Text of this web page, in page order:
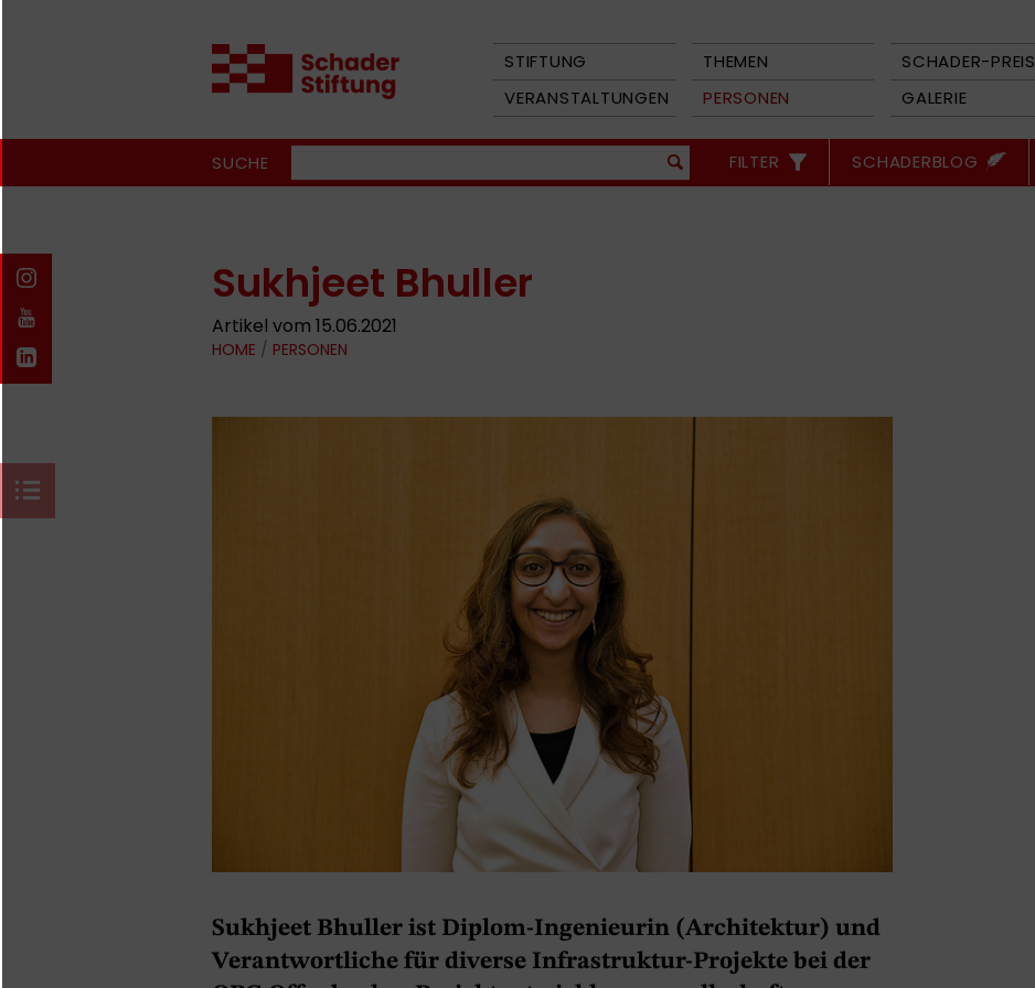
STIFTUNG THEMEN SCHADER-PREIS
VERANSTALTUNGEN
PERSONEN GALERIE
SUCHE FILTER SCHADERBLOG
Sukhjeet Bhuller
Artikel vom 15.06.2021
HOME / PERSONEN
Sukhjeet Bhuller ist Diplom-Ingenieurin (Architektur) und
Verantwortliche für diverse Infrastruktur-Projekte bei der